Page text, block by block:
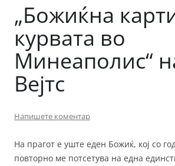
„Божиќна
курвата во
Минеаполис“
Вејтс
Напишете коментар
На прагот е уште еден Божиќ, кој со
повторно ме потсетува на една